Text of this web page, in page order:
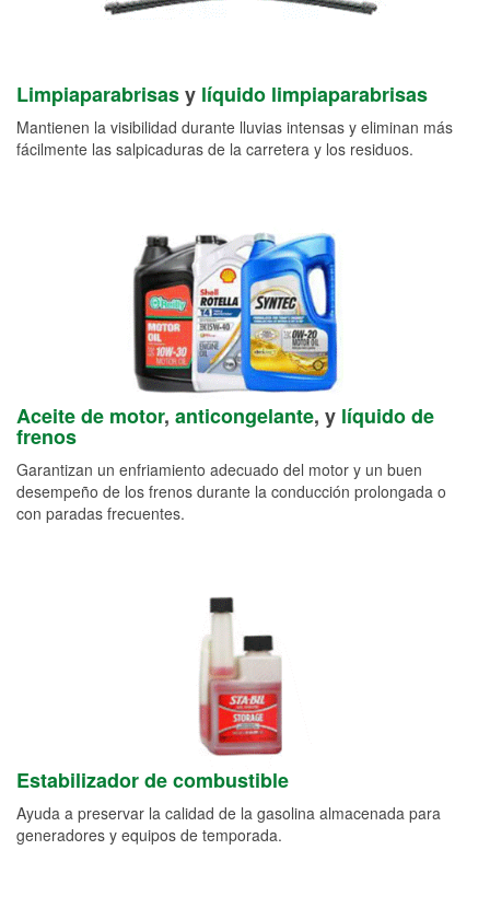
Limpiaparabrisasy líquido limpiaparabrisas
Mantienen la visibilidad durante lluvias intensas y eliminan más
fácilmente las salpicaduras de la carretera y los residuos.
Aceite de motor, anticongelante, y líquido de
frenos
Garantizan un enfriamiento adecuado del motor y un buen
desempeño de los frenos durante la conducción prolongada o
con paradas frecuentes.
Estabilizador de combustible
Ayuda a preservar la calidad de la gasolina almacenada para
generadores y equipos de temporada.